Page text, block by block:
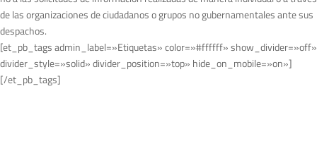
de las organizaciones de ciudadanos o grupos no gubernamentales ante sus
despachos.
[et_pb_tags admin_label=»Etiquetas» color=»#ffffff» show_divider=»off»
divider_style=»solid» divider_position=»top» hide_on_mobile=»on»]
[/et_pb_tags]